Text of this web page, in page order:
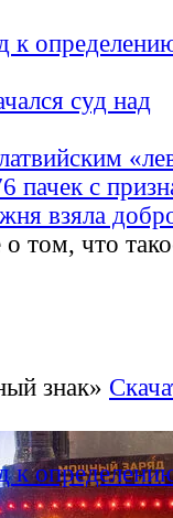
суд над
пачек с
взяла
том, что
знак»